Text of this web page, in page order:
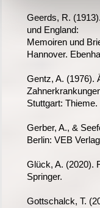
Geerds, R.
und England:
Memoiren und
Hannover.
Gentz, A. (1976).
Stuttgart: Thieme.
Gerber, A., &
Berlin: VEB
Glück, A. (2020).
Springer.
Gottschalck, T.